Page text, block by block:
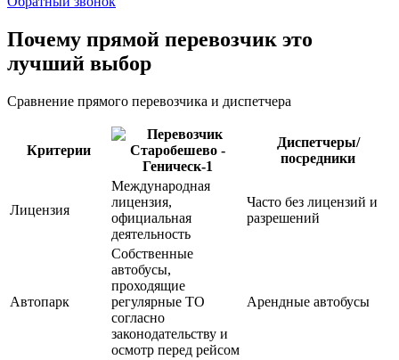
Почему прямой перевозчик это
лучший выбор
Сравнение прямого перевозчика и диспетчера
Критерии
Диспетчеры/
посредники
Лицензия
Международная
лицензия,
официальная
деятельность
Часто без лицензий и
разрешений
Автопарк
Собственные
автобусы,
проходящие
регулярные ТО
согласно
законодательству и
осмотр перед рейсом
Арендные автобусы